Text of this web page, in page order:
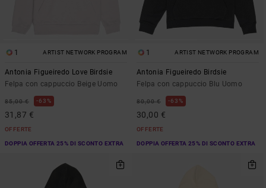
1 ARTIST NETWORK PROGRAM
Antonia Figueiredo Love Birdsie
Felpa con cappuccio Beige Uomo
85,00 € 63%
31,87 €
OFFERTE
DOPPIA OFFERTA 25% DI SCONTO EXTRA
1 ARTIST NETWORK PROGRAM
Antonia Figueiredo Birdsie
Felpa con cappuccio Blu Uomo
80,00 € 63%
30,00 €
OFFERTE
DOPPIA OFFERTA 25% DI SCONTO EXTRA